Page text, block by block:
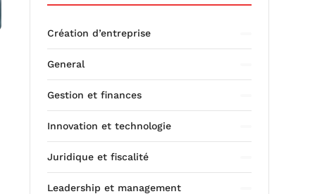
Création d’entreprise
General
Gestion et finances
Innovation et technologie
Juridique et fiscalité
Leadership et management